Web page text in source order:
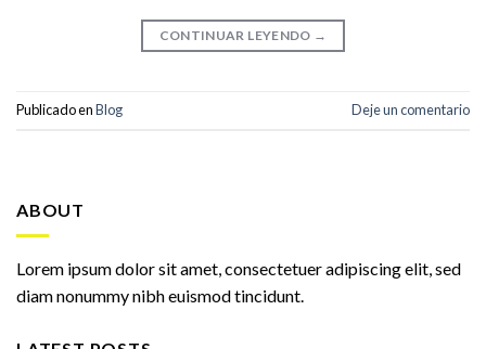
CONTINUAR LEYENDO →
Publicado enBlog Deje un comentario
ABOUT
Lorem ipsum dolor sit amet, consectetuer adipiscing elit, sed
diam nonummy nibh euismod tincidunt.